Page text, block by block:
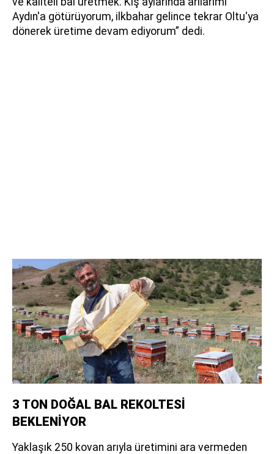
Aydın'a götürüyorum, ilkbahar gelince tekrar Oltu'ya
dönerek üretime devam ediyorum” dedi.
3 TON DOĞAL BAL REKOLTESİ
BEKLENİYOR
Yaklaşık 250 kovan arıyla üretimini ara vermeden